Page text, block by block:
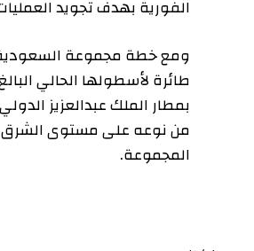
الفورية بهدف تجويد العمليات.
بمطار الملك عبدالعزيز الدولي
من نوعه على مستوى الشرق
المجموعة.